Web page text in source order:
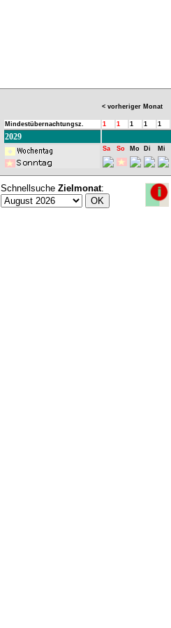
< vorheriger Monat
Mindestübernachtungsz. 1 1 1 1 1
2029
Sa So Mo Di Mi
Schnellsuche Zielmonat: